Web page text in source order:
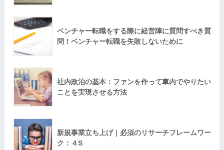
ベンチャー転職をする際に経営陣に質問すべき質
問！ベンチャー転職を失敗しないために
社内政治の基本：ファンを作って車内でやりたい
ことを実現させる方法
新規事業立ち上げ｜必須のリサーチフレームワー
ク：４S